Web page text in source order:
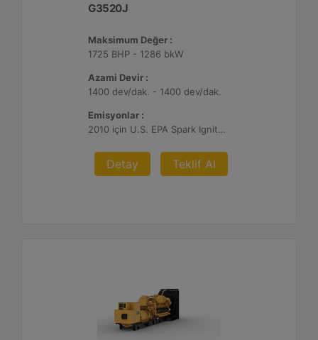
G3520J
Maksimum Değer :
1725 BHP - 1286 bkW
Azami Devir :
1400 dev/dak. - 1400 dev/dak.
Emisyonlar :
2010 için U.S. EPA Spark Ignited Stationary NSPS emisyonlar
Detay Teklif Al